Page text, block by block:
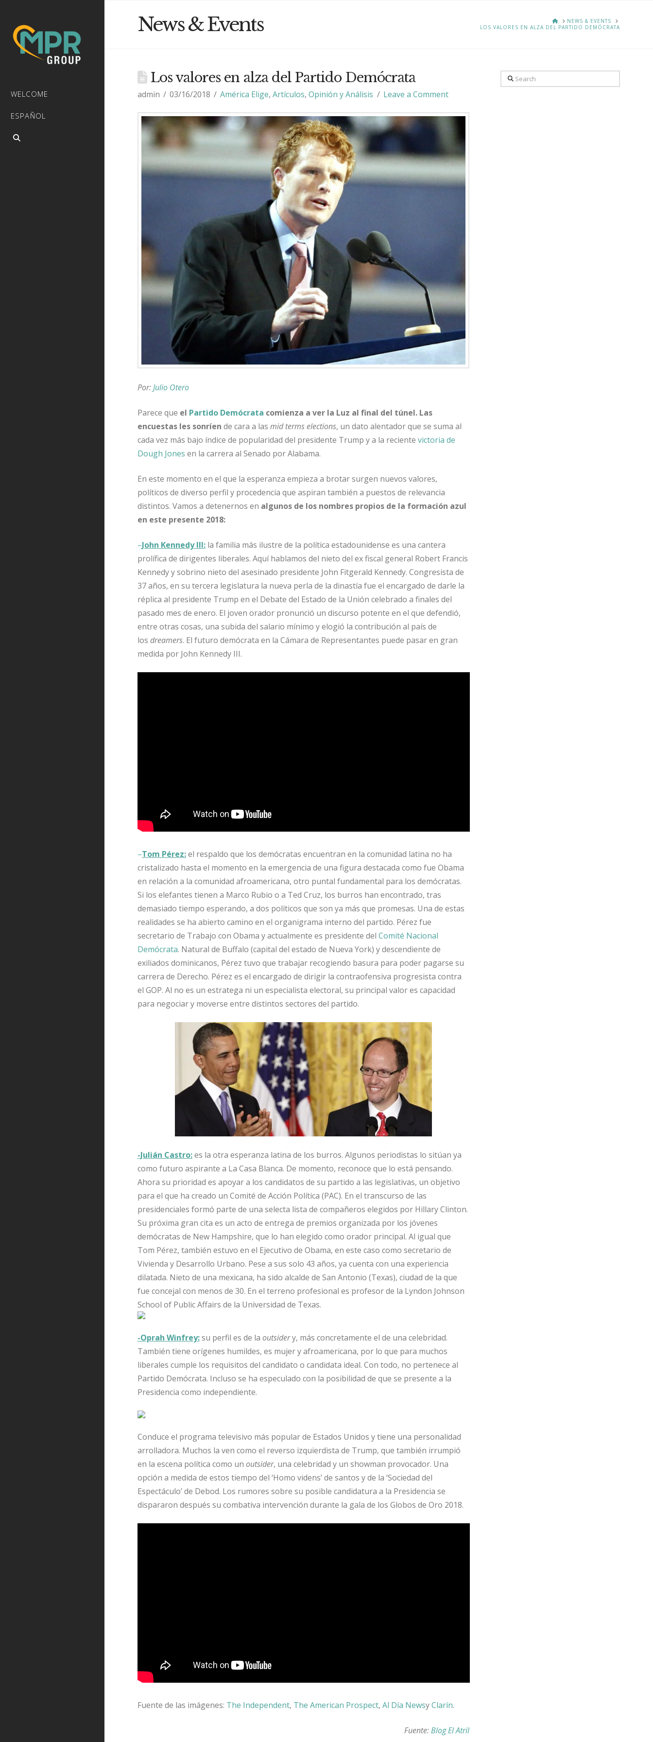
WELCOME
ESPAÑOL
News & Events HOMENEWS & EVENTS
LOS VALORES EN ALZA DEL PARTIDO DEMÓCRATA
Los valores en alza del Partido Demócrata
admin 03/16/2018 América Elige,Artículos,Opinión y Análisis Leave a Comment
Por:Julio Otero
Parece que el Partido Demócrata comienza a ver la Luz al final del túnel. Las
encuestas les sonríen de cara a las mid terms elections, un dato alentador que se suma al
cada vez más bajo índice de popularidad del presidente Trump y a la reciente victoria de
Dough Jones en la carrera al Senado por Alabama.
En este momento en el que la esperanza empieza a brotar surgen nuevos valores,
políticos de diverso perfil y procedencia que aspiran también a puestos de relevancia
distintos. Vamos a detenernos en algunos de los nombres propios de la formación azul
en este presente 2018:
–John Kennedy III:la familia más ilustre de la política estadounidense es una cantera
prolífica de dirigentes liberales. Aquí hablamos del nieto del ex fiscal general Robert Francis
Kennedy y sobrino nieto del asesinado presidente John Fitgerald Kennedy. Congresista de
37 años, en su tercera legislatura la nueva perla de la dinastía fue el encargado de darle la
réplica al presidente Trump en el Debate del Estado de la Unión celebrado a finales del
pasado mes de enero. El joven orador pronunció un discurso potente en el que defendió,
entre otras cosas, una subida del salario mínimo y elogió la contribución al país de
los dreamers. El futuro demócrata en la Cámara de Representantes puede pasar en gran
medida por John Kennedy III.
–Tom Pérez:el respaldo que los demócratas encuentran en la comunidad latina no ha
cristalizado hasta el momento en la emergencia de una figura destacada como fue Obama
en relación a la comunidad afroamericana, otro puntal fundamental para los demócratas.
Si los elefantes tienen a Marco Rubio o a Ted Cruz, los burros han encontrado, tras
demasiado tiempo esperando, a dos políticos que son ya más que promesas. Una de estas
realidades se ha abierto camino en el organigrama interno del partido. Pérez fue
secretario de Trabajo con Obama y actualmente es presidente del Comité Nacional
Demócrata. Natural de Buffalo (capital del estado de Nueva York) y descendiente de
exiliados dominicanos, Pérez tuvo que trabajar recogiendo basura para poder pagarse su
carrera de Derecho. Pérez es el encargado de dirigir la contraofensiva progresista contra
el GOP. Al no es un estratega ni un especialista electoral, su principal valor es capacidad
para negociar y moverse entre distintos sectores del partido.
-Julián Castro:es la otra esperanza latina de los burros. Algunos periodistas lo sitúan ya
como futuro aspirante a La Casa Blanca. De momento, reconoce que lo está pensando.
Ahora su prioridad es apoyar a los candidatos de su partido a las legislativas, un objetivo
para el que ha creado un Comité de Acción Política (PAC). En el transcurso de las
presidenciales formó parte de una selecta lista de compañeros elegidos por Hillary Clinton.
Su próxima gran cita es un acto de entrega de premios organizada por los jóvenes
demócratas de New Hampshire, que lo han elegido como orador principal. Al igual que
Tom Pérez, también estuvo en el Ejecutivo de Obama, en este caso como secretario de
Vivienda y Desarrollo Urbano. Pese a sus solo 43 años, ya cuenta con una experiencia
dilatada. Nieto de una mexicana, ha sido alcalde de San Antonio (Texas), ciudad de la que
fue concejal con menos de 30. En el terreno profesional es profesor de la Lyndon Johnson
School of Public Affairs de la Universidad de Texas.
-Oprah Winfrey:su perfil es de la outsidery, más concretamente el de una celebridad.
También tiene orígenes humildes, es mujer y afroamericana, por lo que para muchos
liberales cumple los requisitos del candidato o candidata ideal. Con todo, no pertenece al
Partido Demócrata. Incluso se ha especulado con la posibilidad de que se presente a la
Presidencia como independiente.
Conduce el programa televisivo más popular de Estados Unidos y tiene una personalidad
arrolladora. Muchos la ven como el reverso izquierdista de Trump, que también irrumpió
en la escena política como un outsider, una celebridad y un showman provocador. Una
opción a medida de estos tiempo del ‘Homo videns’ de santos y de la ‘Sociedad del
Espectáculo’ de Debod. Los rumores sobre su posible candidatura a la Presidencia se
dispararon después su combativa intervención durante la gala de los Globos de Oro 2018.
Fuente de las imágenes: The Independent, The American Prospect, Al Día NewsyClarín.
Fuente:Blog El Atril
Search